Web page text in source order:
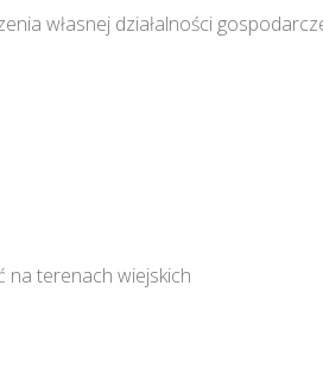
własnej działalności
terenach wiejskich